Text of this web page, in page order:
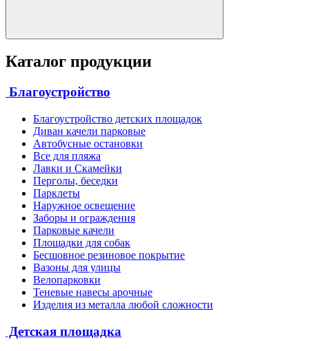
Каталог продукции
Благоустройство
Благоустройство детских площадок
Диван качели парковые
Автобусные остановки
Все для пляжа
Лавки и Скамейки
Перголы, беседки
Парклеты
Наружное освещение
Заборы и ограждения
Парковые качели
Площадки для собак
Бесшовное резиновое покрытие
Вазоны для улицы
Велопарковки
Теневые навесы арочные
Изделия из металла любой сложности
Детская площадка